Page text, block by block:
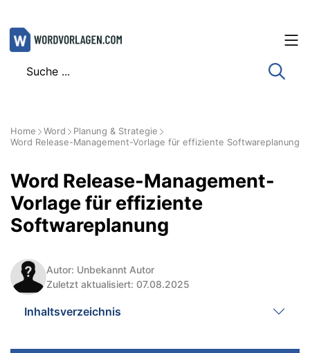
Zum
Inhalt
Home Word
Planung & Strategie
Word Release-Management-Vorlage für effiziente Softwareplanung
Word Release-Management-
Vorlage für effiziente
Softwareplanung
Autor: Unbekannt Autor
Zuletzt aktualisiert: 07.08.2025
Inhaltsverzeichnis